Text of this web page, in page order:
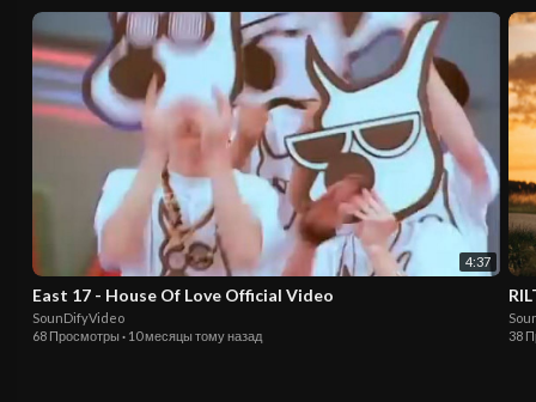
4:37
East 17 - House Of Love Official Video
SounDifyVideo
68 Просмотры · 10 месяцы тому назад
38